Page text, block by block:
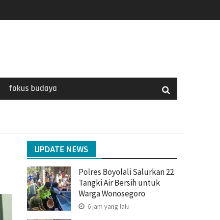
fokus budaya
UPDATE NEWS
Polres Boyolali Salurkan 22
Tangki Air Bersih untuk
Warga Wonosegoro
6 jam yang lalu